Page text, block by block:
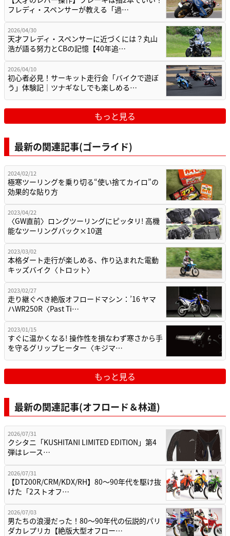
フレディ・スペンサーが教える「過…
2026/04/30
天才フレディ・スペンサーに近づくには？丸山
浩が語る努力とCBの記憶【40年追…
2026/04/10
初心者必見！サーキット走行会「バイクで遊ぼ
う」体験記｜ツナギなしでも楽しめる…
もっと見る
最新の関連記事(ゴーライド)
2024/02/12
極寒ツーリングを乗り切る“使い捨てカイロ”の
効果的な貼り方
2023/04/22
〈GW直前〉ロングツーリングにピッタリ! 高機
能なツーリングバック×10選
2023/03/02
本格ダート走行が楽しめる、作り込まれた電動
キッズバイク〈トロット〉
2023/02/27
走り継ぐべき絶版オフロードマシン：’16 ヤマ
ハWR250R〈Past Ti…
2023/01/15
すぐに温かくなる! 操作性を損なわず寒さから手
を守るグリップヒーター〈キジマ…
もっと見る
最新の関連記事(オフロード＆林道)
2026/07/31
クシタニ「KUSHITANI LIMITED EDITION」第4
弾はレース…
2026/07/31
【DT200R/CRM/KDX/RH】80〜90年代を駆け抜
けた「2ストオフ…
2026/07/03
男たちの浪漫だった！80〜90年代の伝説的パリ
ダカレプリカ【絶版大型オフロー…